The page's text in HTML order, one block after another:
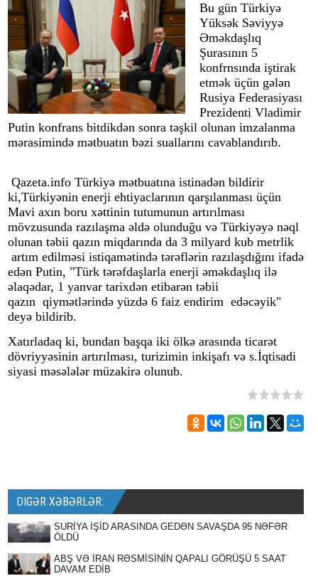
Bu gün Türkiyə
Yüksək Səviyyə
Əməkdaşlıq
Şurasının 5
konfrnsında iştirak
etmək üçün gələn
Rusiya Federasiyası
Prezidenti Vladimir
Putin konfrans bitdikdən sonra təşkil olunan imzalanma
mərasimində mətbuatın bəzi suallarını cavablandırıb.
Qazeta.info Türkiyə mətbuatına istinadən bildirir
ki,Türkiyənin enerji ehtiyaclarının qarşılanması üçün
Mavi axın boru xəttinin tutumunun artırılması
mövzusunda razılaşma əldə olunduğu və Türkiyəyə nəql
olunan təbii qazın miqdarında da 3 milyard kub metrlik
artım edilməsi istiqamətində tərəflərin razılaşdığını ifadə
edən Putin, "Türk tərəfdaşlarla enerji əməkdaşlıq ilə
əlaqədar, 1 yanvar tarixdən etibarən təbii
qazın qiymətlərində yüzdə 6 faiz endirim edəcəyik"
deyə bildirib.
Xatırladaq ki, bundan başqa iki ölkə arasında ticarət
dövriyyəsinin artırılması, turizimin inkişafı və s.İqtisadi
siyasi məsələlər müzakirə olunub.
DIGƏR XƏBƏRLƏR:
SURİYA İŞİD ARASINDA GEDƏN SAVAŞDA 95 NƏFƏR
ÖLDÜ
ABŞ VƏ İRAN RƏSMİSİNİN QAPALI GÖRÜŞÜ 5 SAAT
DAVAM EDİB